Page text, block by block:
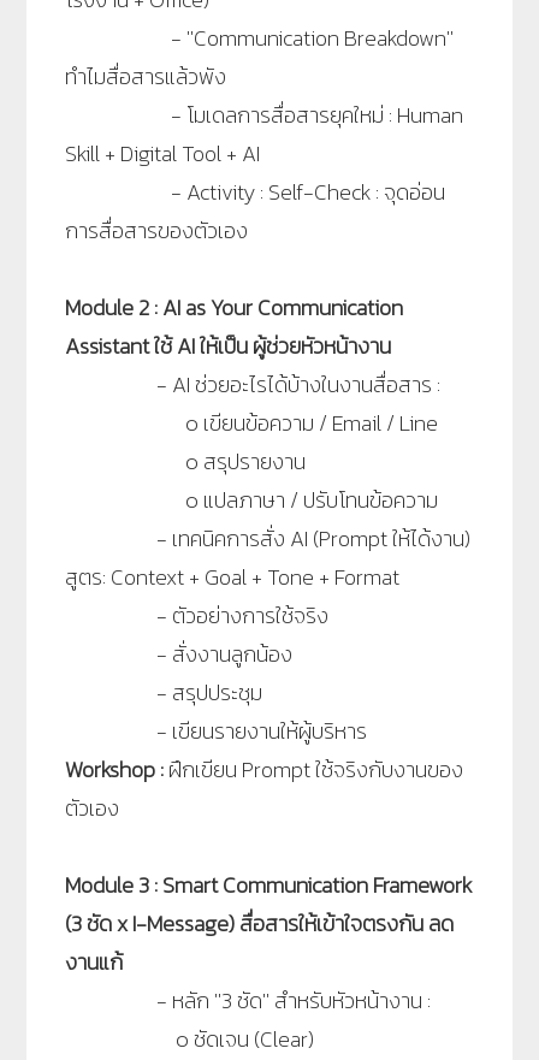
- ''Communication Breakdown''
ทำไมสื่อสารแล้วพัง
- โมเดลการสื่อสารยุคใหม่ : Human
Skill + Digital Tool + AI
- Activity : Self-Check : จุดอ่อน
การสื่อสารของตัวเอง
Module 2 : AI as Your Communication
Assistant ใช้ AI ให้เป็น ผู้ช่วยหัวหน้างาน
- AI ช่วยอะไรได้บ้างในงานสื่อสาร :
๐ เขียนข้อความ / Email / Line
๐ สรุปรายงาน
๐ แปลภาษา / ปรับโทนข้อความ
- เทคนิคการสั่ง AI (Prompt ให้ได้งาน)
สูตร: Context + Goal + Tone + Format
- ตัวอย่างการใช้จริง
- สั่งงานลูกน้อง
- สรุปประชุม
- เขียนรายงานให้ผู้บริหาร
Workshop :ฝึกเขียน Prompt ใช้จริงกับงานของ
ตัวเอง
Module 3 : Smart Communication Framework
(3 ชัด x I-Message) สื่อสารให้เข้าใจตรงกัน ลด
งานแก้
- หลัก ''3 ชัด'' สำหรับหัวหน้างาน :
๐ชัดเจน (Clear)